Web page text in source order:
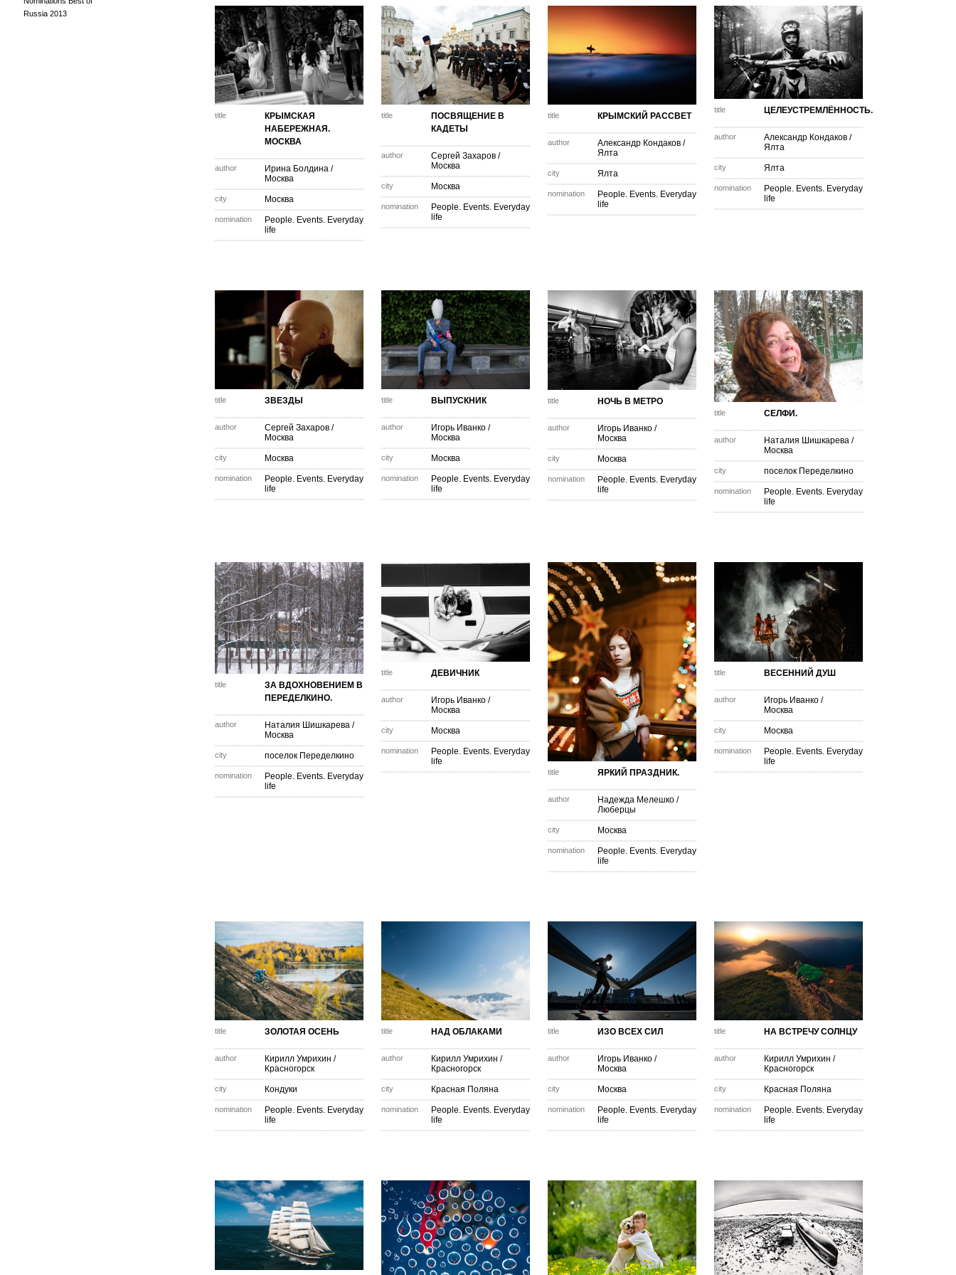
Russia 2013
title
КРЫМСКАЯ
НАБЕРЕЖНАЯ.
МОСКВА
author Ирина Болдина /
Москва
city Москва
nomination
People. Events. Everyday
life
title
ПОСВЯЩЕНИЕ В
КАДЕТЫ
author Сергей Захаров /
Москва
city Москва
nomination
People. Events. Everyday
life
title КРЫМСКИЙ РАССВЕТ
author Александр Кондаков /
Ялта
city Ялта
nomination
People. Events. Everyday
life
title ЦЕЛЕУСТРЕМЛЁННОСТЬ.
author Александр Кондаков /
Ялта
city Ялта
nomination
People. Events. Everyday
life
title ЗВЕЗДЫ
author Сергей Захаров /
Москва
city Москва
nomination
People. Events. Everyday
life
title ВЫПУСКНИК
author Игорь Иванко /
Москва
city Москва
nomination
People. Events. Everyday
life
title НОЧЬ В МЕТРО
author Игорь Иванко /
Москва
city Москва
nomination
People. Events. Everyday
life
title СЕЛФИ.
author Наталия Шишкарева /
Москва
city поселок Переделкино
nomination
People. Events. Everyday
life
title
ЗА ВДОХНОВЕНИЕМ В
ПЕРЕДЕЛКИНО.
author Наталия Шишкарева /
Москва
city поселок Переделкино
nomination
People. Events. Everyday
life
title ДЕВИЧНИК
author Игорь Иванко /
Москва
city Москва
nomination
People. Events. Everyday
life
title ЯРКИЙ ПРАЗДНИК.
author Надежда Мелешко /
Люберцы
city Москва
nomination
People. Events. Everyday
life
title ВЕСЕННИЙ ДУШ
author Игорь Иванко /
Москва
city Москва
nomination
People. Events. Everyday
life
title ЗОЛОТАЯ ОСЕНЬ
author Кирилл Умрихин /
Красногорск
city Кондуки
nomination
People. Events. Everyday
life
title НАД ОБЛАКАМИ
author Кирилл Умрихин /
Красногорск
city Красная Поляна
nomination
People. Events. Everyday
life
title ИЗО ВСЕХ СИЛ
author Игорь Иванко /
Москва
city Москва
nomination
People. Events. Everyday
life
title НА ВСТРЕЧУ СОЛНЦУ
author Кирилл Умрихин /
Красногорск
city Красная Поляна
nomination
People. Events. Everyday
life